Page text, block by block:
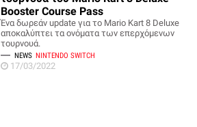
Booster Course Pass
Ένα δωρεάν update για το Mario Kart 8 Deluxe
αποκαλύπτει τα ονόματα των επερχόμενων
τουρνουά.
NEWS NINTENDO SWITCH
17/03/2022